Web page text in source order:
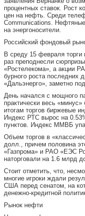
процентных ставок. Рост
цен на нефть. Среди
Communications.
на энергоносители.
Российский фондовый
В среду 15 февраля торги
раз преподнесли
«Ростелекома», а акции
бурного роста последних
«Дальэнерго», заметно
День начался с мощного
практически весь
итогам торгов биржевые
Индекс РТС вырос на
пунктов. Индекс ММВБ
Объем торгов в
долл., причем половина
«Газпрома» и РАО «ЕЭС
наторговали на 1.6 млрд
Стоит отметить, что,
многие игроки ждали
США перед сенатом, на
денежно-кредитной
Рынок нефти